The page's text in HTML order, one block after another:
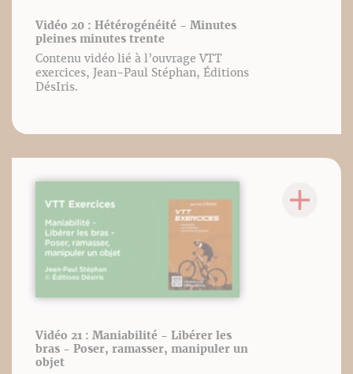
Vidéo 20 : Hétérogénéité - Minutes
pleines minutes trente
Contenu vidéo lié à l’ouvrage VTT
exercices, Jean-Paul Stéphan, Éditions
DésIris.
Vidéo 21 : Maniabilité - Libérer les
bras - Poser, ramasser, manipuler un
objet